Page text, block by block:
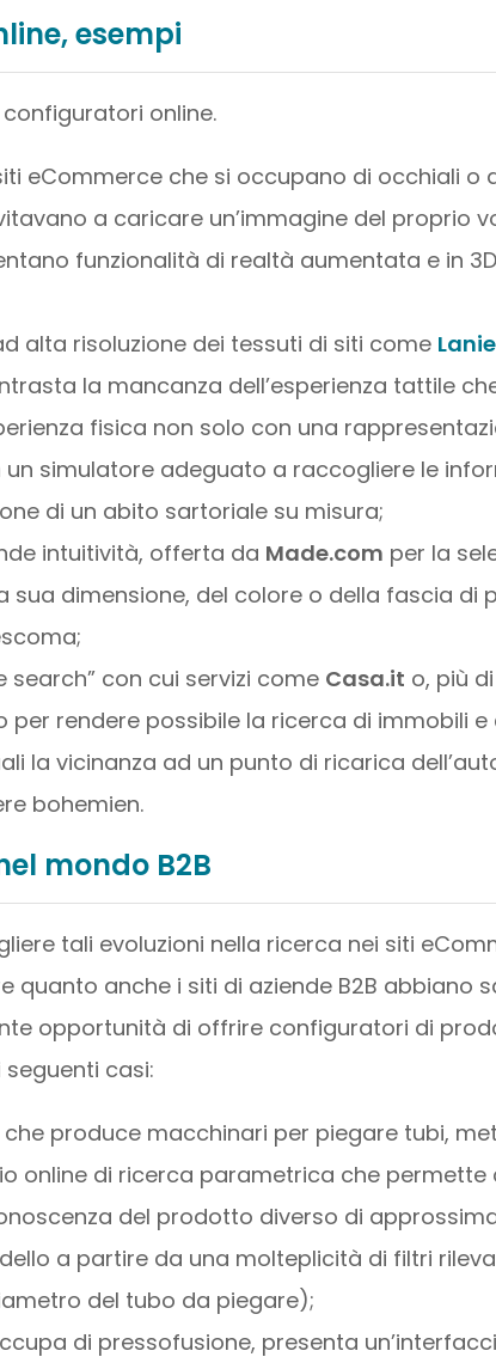
esempi
online.
eCommerce che si occupano di occhiali o
a caricare un’immagine del proprio
funzionalità di realtà aumentata e in
alta risoluzione dei tessuti di siti come
la mancanza dell’esperienza tattile
fisica non solo con una
simulatore adeguato a raccogliere le
di un abito sartoriale su misura;
intuitività, offerta da Made.com per la
sua dimensione, del colore o della fascia di
search” con cui servizi come Casa.it o, più
per rendere possibile la ricerca di immobili
la vicinanza ad un punto di ricarica
bohemien.
mondo B2B
tali evoluzioni nella ricerca nei siti
quanto anche i siti di aziende B2B abbiano
opportunità di offrire configuratori di
casi:
che produce macchinari per piegare tubi,
online di ricerca parametrica che permette
del prodotto diverso di
a partire da una molteplicità di filtri
del tubo da piegare);
di pressofusione, presenta